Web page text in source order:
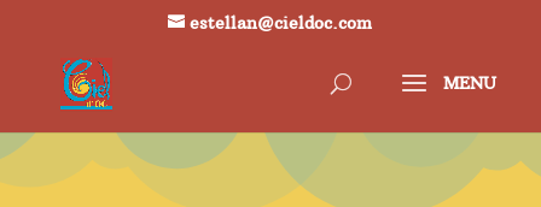
estellan@cieldoc.com